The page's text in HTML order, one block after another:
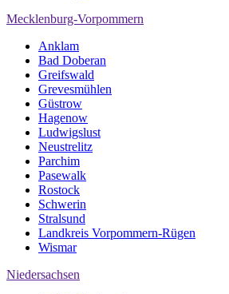
Mecklenburg-Vorpommern
Anklam
Bad Doberan
Greifswald
Grevesmühlen
Güstrow
Hagenow
Ludwigslust
Neustrelitz
Parchim
Pasewalk
Rostock
Schwerin
Stralsund
Landkreis Vorpommern-Rügen
Wismar
Niedersachsen